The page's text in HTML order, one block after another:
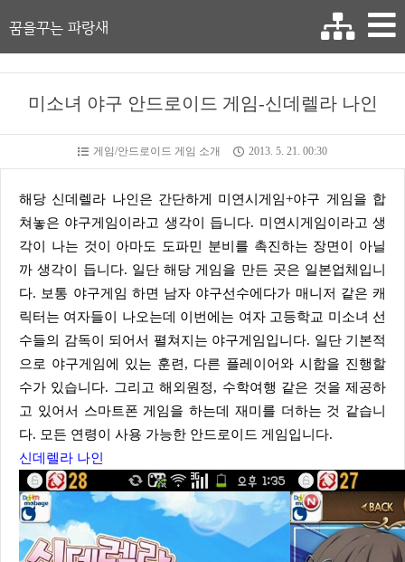
꿈을꾸는 파랑새
미소녀 야구 안드로이드 게임-신데렐라 나인
게임/안드로이드 게임 소개 2013. 5. 21. 00:30
해당 신데렐라 나인은 간단하게 미연시게임+야구 게임을 합
쳐놓은 야구게임이라고 생각이 듭니다. 미연시게임이라고 생
각이 나는 것이 아마도 도파민 분비를 촉진하는 장면이 아닐
까 생각이 듭니다. 일단 해당 게임을 만든 곳은 일본업체입니
다. 보통 야구게임 하면 남자 야구선수에다가 매니저 같은 캐
릭터는 여자들이 나오는데 이번에는 여자 고등학교 미소녀 선
수들의 감독이 되어서 펼쳐지는 야구게임입니다. 일단 기본적
으로 야구게임에 있는 훈련, 다른 플레이어와 시합을 진행할
수가 있습니다. 그리고 해외원정, 수학여행 같은 것을 제공하
고 있어서 스마트폰 게임을 하는데 재미를 더하는 것 같습니
다. 모든 연령이 사용 가능한 안드로이드 게임입니다.
신데렐라 나인